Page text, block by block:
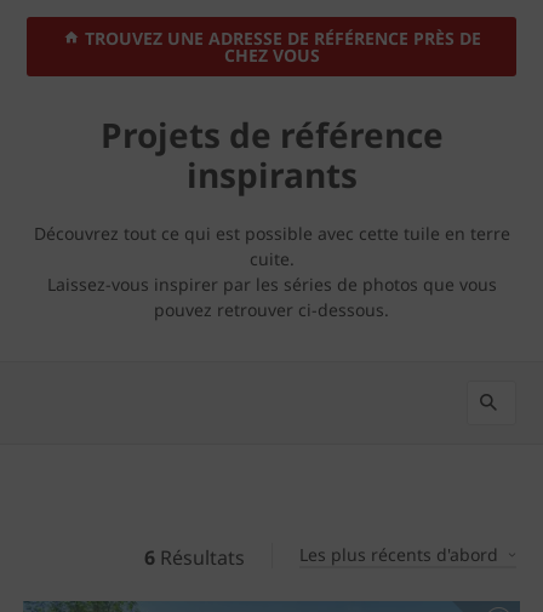
TROUVEZ UNE ADRESSE DE RÉFÉRENCE PRÈS DE
CHEZ VOUS
Projets de référence
inspirants
Découvrez tout ce qui est possible avec cette tuile en terre
cuite.
Laissez-vous inspirer par les séries de photos que vous
pouvez retrouver ci-dessous.
6 Résultats Les plus récents d'abord